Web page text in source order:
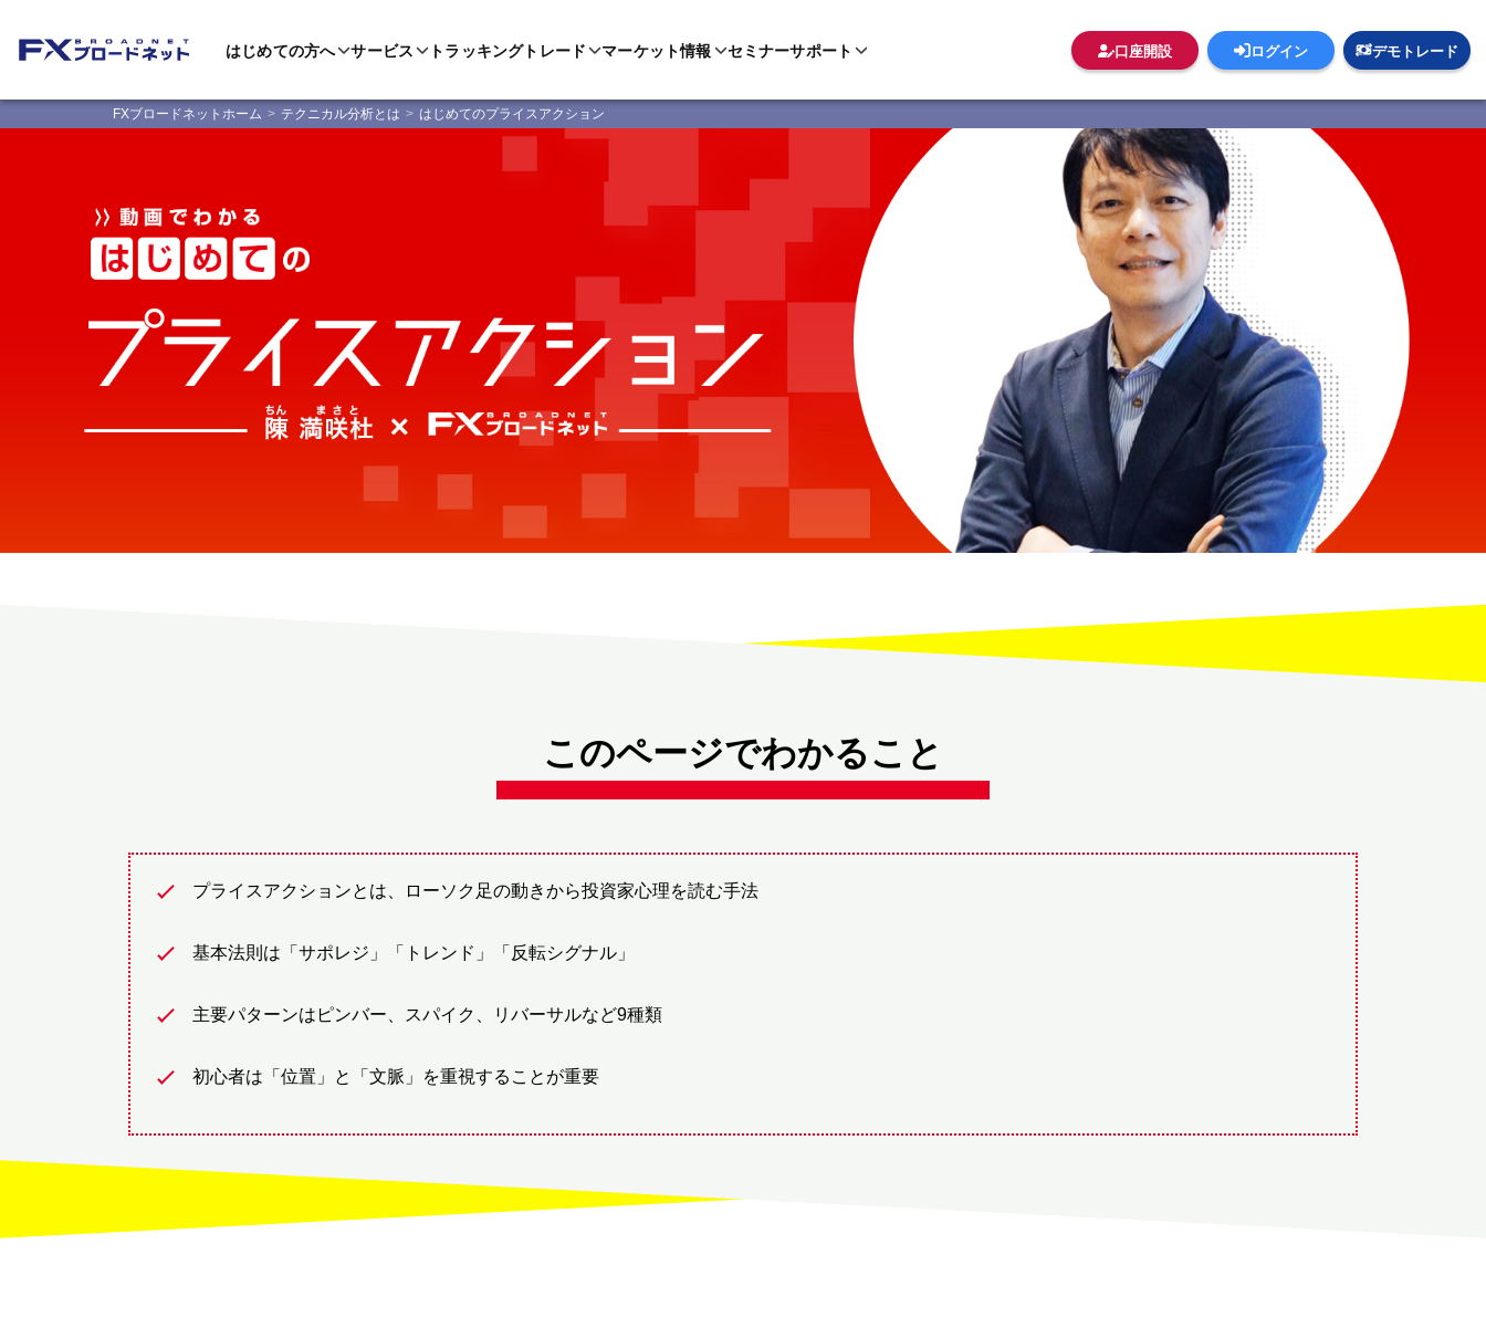
はじめての方へ サービス トラッキングトレード マーケット情報 セミナーサポート 口座開設 ログイン デモトレード
FXブロードネットホーム テクニカル分析とは はじめてのプライスアクション
このページでわかること
プライスアクションとは、ローソク足の動きから投資家心理を読む手法
基本法則は「サポレジ」「トレンド」「反転シグナル」
主要パターンはピンバー、スパイク、リバーサルなど9種類
初心者は「位置」と「文脈」を重視することが重要